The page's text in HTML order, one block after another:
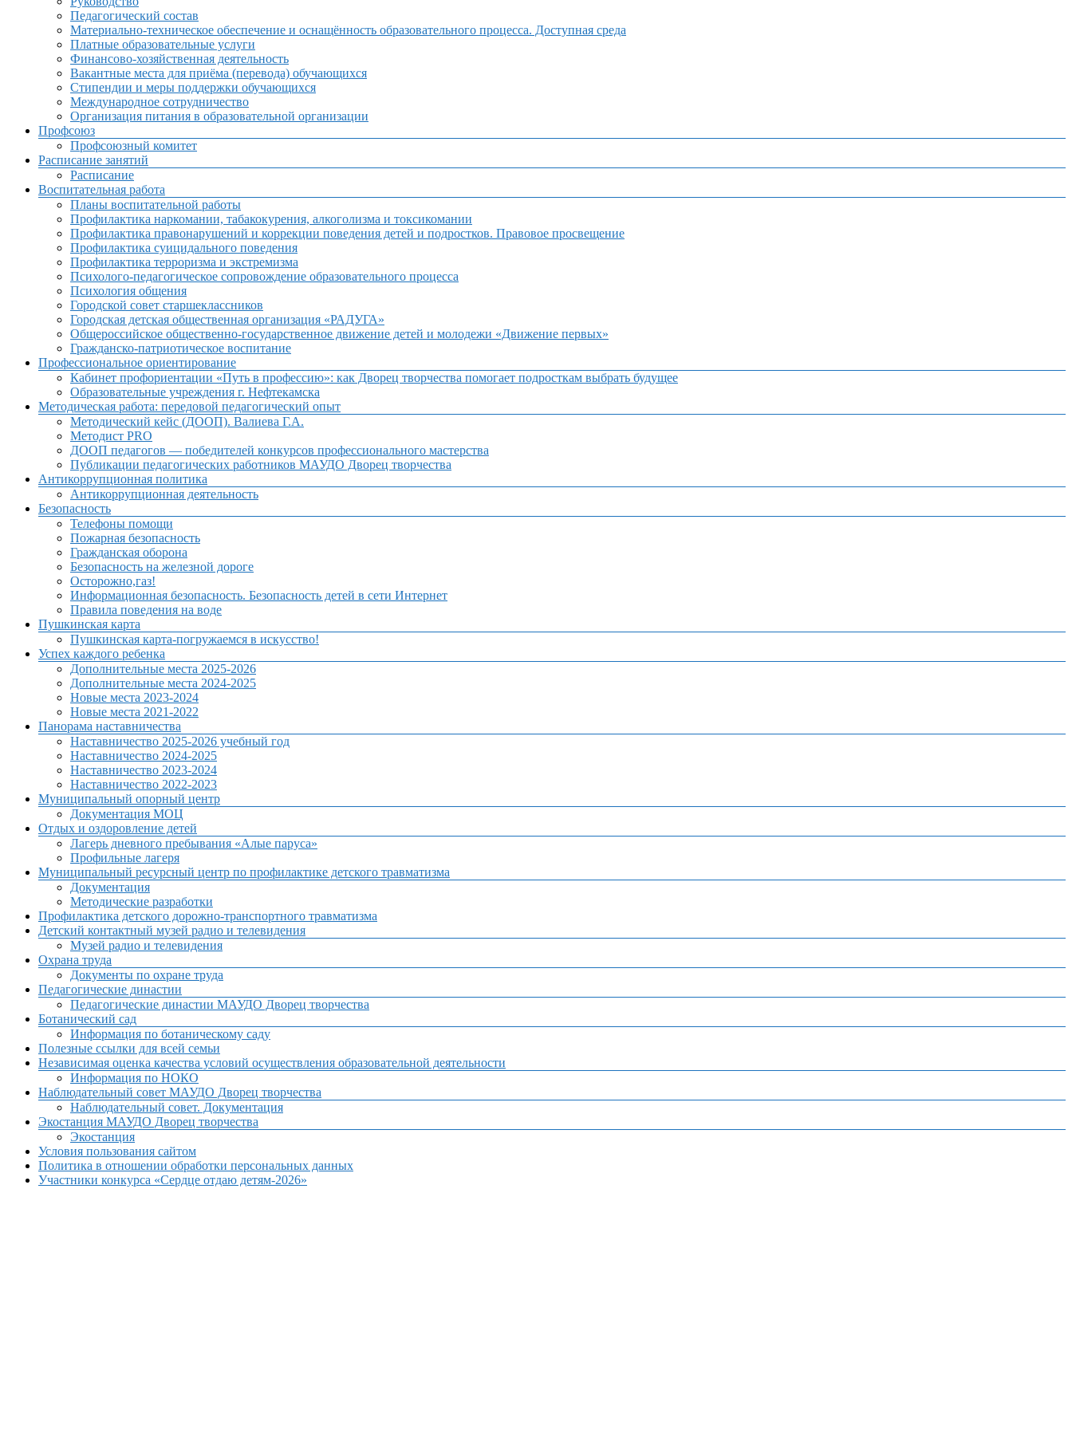
Педагогический состав
Материально-техническое обеспечение и оснащённость образовательного процесса. Доступная среда
Платные образовательные услуги
Финансово-хозяйственная деятельность
Вакантные места для приёма (перевода) обучающихся
Стипендии и меры поддержки обучающихся
Международное сотрудничество
Организация питания в образовательной организации
Профсоюз
Профсоюзный комитет
Расписание занятий
Расписание
Воспитательная работа
Планы воспитательной работы
Профилактика наркомании, табакокурения, алкоголизма и токсикомании
Профилактика правонарушений и коррекции поведения детей и подростков. Правовое просвещение
Профилактика суицидального поведения
Профилактика терроризма и экстремизма
Психолого-педагогическое сопровождение образовательного процесса
Психология общения
Городской совет старшеклассников
Городская детская общественная организация «РАДУГА»
Общероссийское общественно-государственное движение детей и молодежи «Движение первых»
Гражданско-патриотическое воспитание
Профессиональное ориентирование
Кабинет профориентации «Путь в профессию»: как Дворец творчества помогает подросткам выбрать будущее
Образовательные учреждения г. Нефтекамска
Методическая работа: передовой педагогический опыт
Методический кейс (ДООП). Валиева Г.А.
Методист PRO
ДООП педагогов — победителей конкурсов профессионального мастерства
Публикации педагогических работников МАУДО Дворец творчества
Антикоррупционная политика
Антикоррупционная деятельность
Безопасность
Телефоны помощи
Пожарная безопасность
Гражданская оборона
Безопасность на железной дороге
Осторожно,газ!
Информационная безопасность. Безопасность детей в сети Интернет
Правила поведения на воде
Пушкинская карта
Пушкинская карта-погружаемся в искусство!
Успех каждого ребенка
Дополнительные места 2025-2026
Дополнительные места 2024-2025
Новые места 2023-2024
Новые места 2021-2022
Панорама наставничества
Наставничество 2025-2026 учебный год
Наставничество 2024-2025
Наставничество 2023-2024
Наставничество 2022-2023
Муниципальный опорный центр
Документация МОЦ
Отдых и оздоровление детей
Лагерь дневного пребывания «Алые паруса»
Профильные лагеря
Муниципальный ресурсный центр по профилактике детского травматизма
Документация
Методические разработки
Профилактика детского дорожно-транспортного травматизма
Детский контактный музей радио и телевидения
Музей радио и телевидения
Охрана труда
Документы по охране труда
Педагогические династии
Педагогические династии МАУДО Дворец творчества
Ботанический сад
Информация по ботаническому саду
Полезные ссылки для всей семьи
Независимая оценка качества условий осуществления образовательной деятельности
Информация по НОКО
Наблюдательный совет МАУДО Дворец творчества
Наблюдательный совет. Документация
Экостанция МАУДО Дворец творчества
Экостанция
Условия пользования сайтом
Политика в отношении обработки персональных данных
Участники конкурса «Сердце отдаю детям-2026»